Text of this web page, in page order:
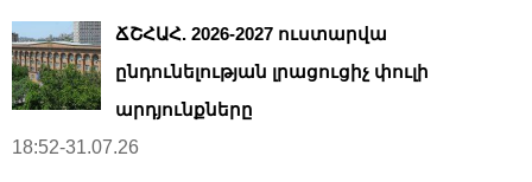
ՃՇՀԱՀ. 2026-2027 ուստարվա
ընդունելության լրացուցիչ փուլի
արդյունքները
18:52-31.07.26